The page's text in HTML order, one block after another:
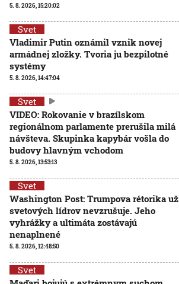
5. 8. 2026, 15:20:02
Svet
Vladimir Putin oznámil vznik novej
armádnej zložky. Tvoria ju bezpilotné
systémy
5. 8. 2026, 14:47:04
Svet
VIDEO: Rokovanie v brazílskom
regionálnom parlamente prerušila milá
návšteva. Skupinka kapybár vošla do
budovy hlavným vchodom
5. 8. 2026, 13:53:13
Svet
Washington Post: Trumpova rétorika už
svetových lídrov nevzrušuje. Jeho
vyhrážky a ultimáta zostávajú
nenaplnené
5. 8. 2026, 12:48:50
Svet